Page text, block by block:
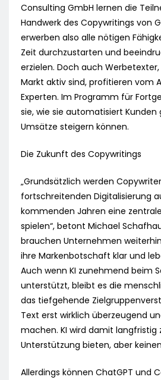
Consulting GmbH lernen die
Handwerk des Copywritings von
erwerben also alle nötigen
Zeit durchzustarten und
erzielen. Doch auch
Markt aktiv sind, profitieren vom
Experten. Im Programm für
sie, wie sie automatisiert Kunden
Umsätze steigern können.
Die Zukunft des Copywritings
„Grundsätzlich werden
fortschreitenden Digitalisierung
kommenden Jahren eine
spielen“, betont Michael
brauchen Unternehmen
ihre Markenbotschaft klar und
Auch wenn KI zunehmend beim
unterstützt, bleibt es die
das tiefgehende
Text erst wirklich überzeugend
machen. KI wird damit langfristig
Unterstützung bieten, aber keinen
Allerdings können ChatGPT und